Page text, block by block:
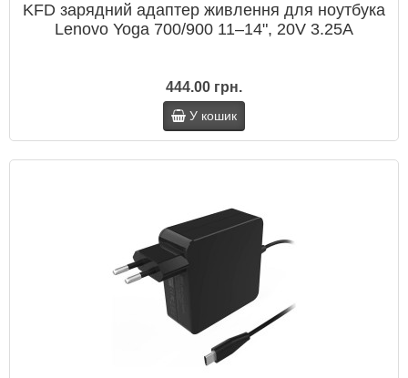
KFD зарядний адаптер живлення для ноутбука
Lenovo Yoga 700/900 11–14", 20V 3.25A
444.00 грн.
У кошик